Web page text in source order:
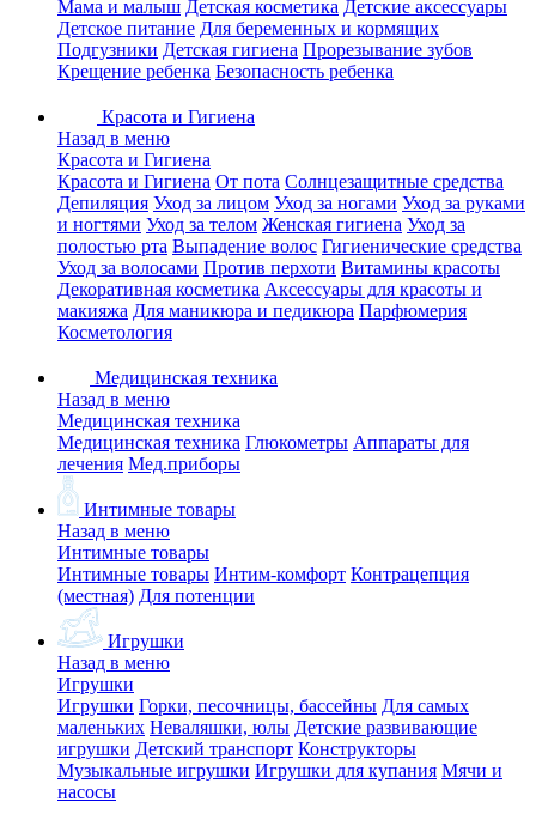
Мама и малыш Детская косметика Детские аксессуары
Детское питание Для беременных и кормящих
Подгузники Детская гигиена Прорезывание зубов
Крещение ребенка Безопасность ребенка
Красота и Гигиена
Назад в меню
Красота и Гигиена
Красота и Гигиена От пота Солнцезащитные средства
Депиляция Уход за лицом Уход за ногами Уход за руками
и ногтями Уход за телом Женская гигиена Уход за
полостью рта Выпадение волос Гигиенические средства
Уход за волосами Против перхоти Витамины красоты
Декоративная косметика Аксессуары для красоты и
макияжа Для маникюра и педикюра Парфюмерия
Косметология
Медицинская техника
Назад в меню
Медицинская техника
Медицинская техника Глюкометры Аппараты для
лечения Мед.приборы
Интимные товары
Назад в меню
Интимные товары
Интимные товары Интим-комфорт Контрацепция
(местная) Для потенции
Игрушки
Назад в меню
Игрушки
Игрушки Горки, песочницы, бассейны Для самых
маленьких Неваляшки, юлы Детские развивающие
игрушки Детский транспорт Конструкторы
Музыкальные игрушки Игрушки для купания Мячи и
насосы